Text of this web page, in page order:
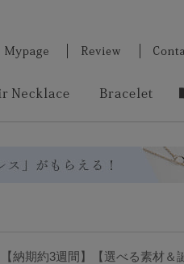
【納期約3週間】【選べる素材＆